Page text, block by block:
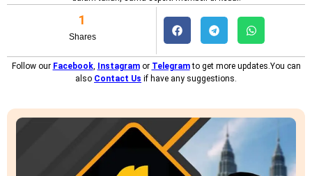
Shares
1
Follow our Facebook, Instagramor Telegramto get more updates.You can
also Contact Us if have any suggestions.